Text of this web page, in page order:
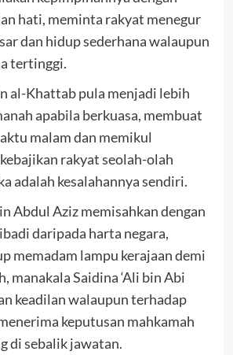
hati, meminta rakyat menegur
dan hidup sederhana walaupun
tertinggi.
al-Khattab pula menjadi lebih
apabila berkuasa, membuat
malam dan memikul
rakyat seolah-olah
adalah kesalahannya sendiri.
Abdul Aziz memisahkan dengan
daripada harta negara,
memadam lampu kerajaan demi
manakala Saidina ‘Ali bin Abi
keadilan walaupun terhadap
keputusan mahkamah
di sebalik jawatan.